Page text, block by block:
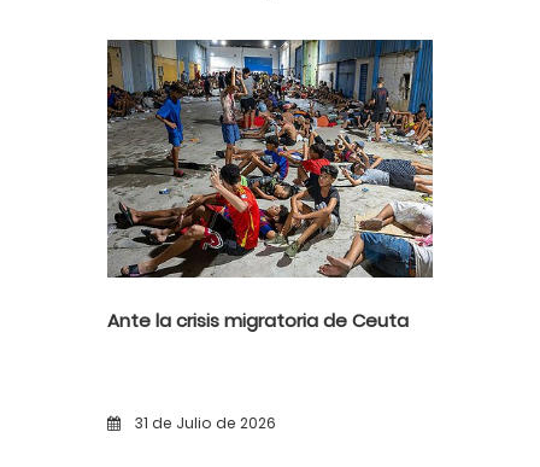
Ante la crisis migratoria de Ceuta
31 de Julio de 2026